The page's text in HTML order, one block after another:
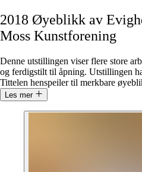
2018 Øyeblikk av
Moss Kunstforening
Denne utstillingen viser flere store
og ferdigstilt til åpning. Utstillingen
Tittelen henspeiler til merkbare
Les mer